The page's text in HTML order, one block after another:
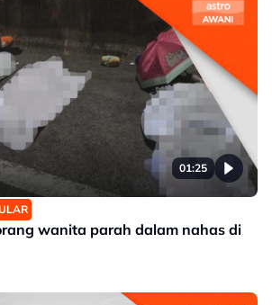
01:25
wanita parah dalam nahas di